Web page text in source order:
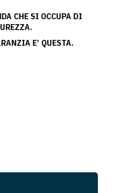
CHE SI OCCUPA DI
E’ QUESTA.